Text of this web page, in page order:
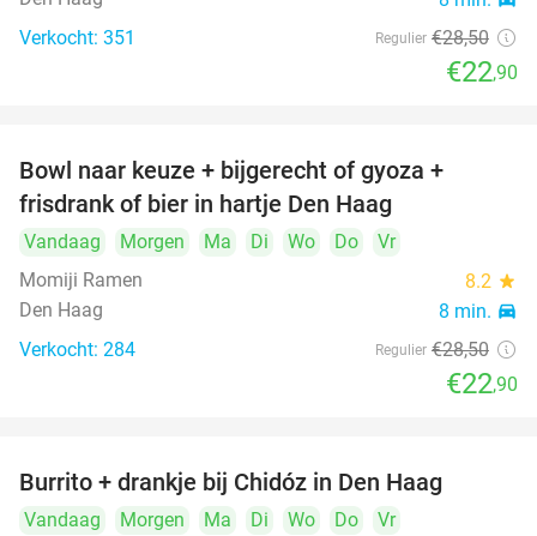
Verkocht: 351 Regulier €28,50
€22,90
Bowl naar keuze + bijgerecht of gyoza +
frisdrank of bier in hartje Den Haag
Vandaag Morgen Ma Di Wo Do
Vr
Momiji Ramen
8.2 star
Den Haag 8 min. directions_car
Verkocht: 284 Regulier €28,50
€22,90
Burrito + drankje bij Chidóz in Den Haag
Vandaag Morgen Ma Di Wo Do
Vr